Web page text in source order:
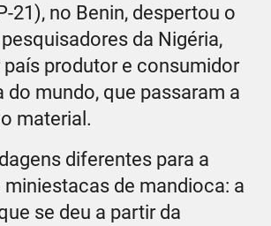
21), no Benin, despertou o
da Nigéria,
país produtor e consumidor
do mundo, que passaram a
material.
diferentes para a
de mandioca: a
se deu a partir da